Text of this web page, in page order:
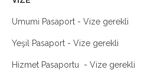
Umumi Pasaport - Vize
Yeşil Pasaport - Vize gerekli
Hizmet Pasaportu - Vize gerekli